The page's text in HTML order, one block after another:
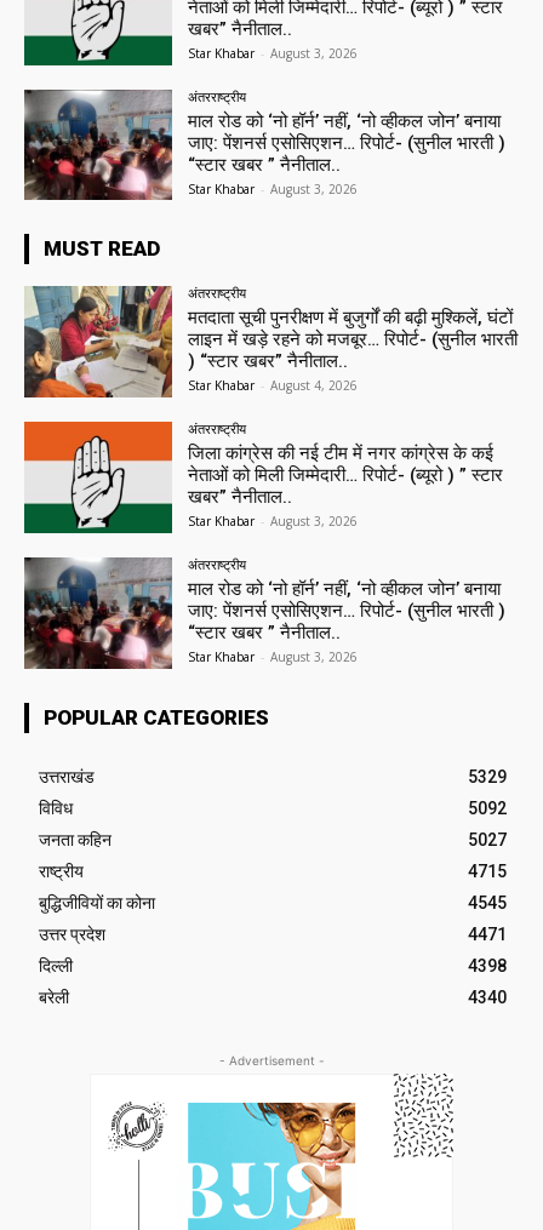
नेताओं को मिली जिम्मेदारी… रिपोर्ट- (ब्यूरो ) ” स्टार
खबर” नैनीताल..
Star Khabar - August 3, 2026
अंतरराष्ट्रीय
माल रोड को ‘नो हॉर्न’ नहीं, ‘नो व्हीकल जोन’ बनाया
जाए: पेंशनर्स एसोसिएशन… रिपोर्ट- (सुनील भारती )
“स्टार खबर ” नैनीताल..
Star Khabar - August 3, 2026
MUST READ
अंतरराष्ट्रीय
मतदाता सूची पुनरीक्षण में बुजुर्गों की बढ़ी मुश्किलें, घंटों
लाइन में खड़े रहने को मजबूर… रिपोर्ट- (सुनील भारती
) “स्टार खबर” नैनीताल..
Star Khabar - August 4, 2026
अंतरराष्ट्रीय
जिला कांग्रेस की नई टीम में नगर कांग्रेस के कई
नेताओं को मिली जिम्मेदारी… रिपोर्ट- (ब्यूरो ) ” स्टार
खबर” नैनीताल..
Star Khabar - August 3, 2026
अंतरराष्ट्रीय
माल रोड को ‘नो हॉर्न’ नहीं, ‘नो व्हीकल जोन’ बनाया
जाए: पेंशनर्स एसोसिएशन… रिपोर्ट- (सुनील भारती )
“स्टार खबर ” नैनीताल..
Star Khabar - August 3, 2026
POPULAR CATEGORIES
उत्तराखंड
5329
विविध
5092
जनता कहिन
5027
राष्ट्रीय
4715
बुद्धिजीवियों का कोना
4545
उत्तर प्रदेश
4471
दिल्ली
4398
बरेली
4340
- Advertisement -